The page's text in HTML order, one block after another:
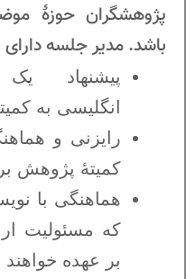
پژوهشگران حوزۀ
باشد. مدیر جلسه
پیشنهاد یک
انگلیسی به
رایزنی و
کمیتۀ پژوهش
هماهنگی با
که مسئولیت
بر عهده